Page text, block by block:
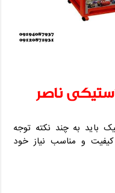
ناصر
باید به چند نکته توجه
و مناسب نیاز خود